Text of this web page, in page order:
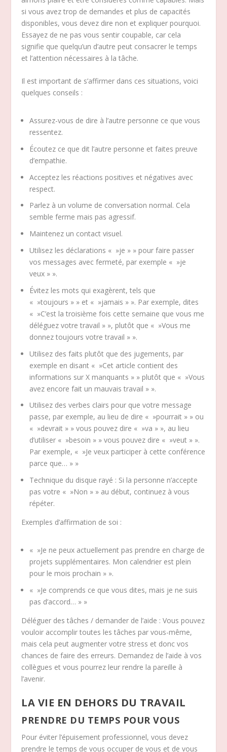
si vous avez trop de demandes et plus de capacités
disponibles, vous devez dire non et expliquer pourquoi.
Essayez de ne pas vous sentir coupable, car cela
signifie que quelqu’un d’autre peut consacrer le temps
et l’attention nécessaires à la tâche.
Il est important de s’affirmer dans ces situations, voici
quelques conseils :
Assurez-vous de dire à l’autre personne ce que vous
ressentez.
Écoutez ce que dit l’autre personne et faites preuve
d’empathie.
Acceptez les réactions positives et négatives avec
respect.
Parlez à un volume de conversation normal. Cela
semble ferme mais pas agressif.
Maintenez un contact visuel.
Utilisez les déclarations « »je » » pour faire passer
vos messages avec fermeté, par exemple « »je
veux » ».
Évitez les mots qui exagèrent, tels que
« »toujours » » et « »jamais » ». Par exemple, dites
« »C’est la troisième fois cette semaine que vous me
déléguez votre travail » », plutôt que « »Vous me
donnez toujours votre travail » ».
Utilisez des faits plutôt que des jugements, par
exemple en disant « »Cet article contient des
informations sur X manquants » » plutôt que « »Vous
avez encore fait un mauvais travail » ».
Utilisez des verbes clairs pour que votre message
passe, par exemple, au lieu de dire « »pourrait » » ou
« »devrait » » vous pouvez dire « »va » », au lieu
d’utiliser « »besoin » » vous pouvez dire « »veut » ».
Par exemple, « »Je veux participer à cette conférence
parce que… » »
Technique du disque rayé : Si la personne n’accepte
pas votre « »Non » » au début, continuez à vous
répéter.
Exemples d’affirmation de soi :
« »Je ne peux actuellement pas prendre en charge de
projets supplémentaires. Mon calendrier est plein
pour le mois prochain » ».
« »Je comprends ce que vous dites, mais je ne suis
pas d’accord… » »
Déléguer des tâches / demander de l’aide : Vous pouvez
vouloir accomplir toutes les tâches par vous-même,
mais cela peut augmenter votre stress et donc vos
chances de faire des erreurs. Demandez de l’aide à vos
collègues et vous pourrez leur rendre la pareille à
l’avenir.
LA VIE EN DEHORS DU TRAVAIL
PRENDRE DU TEMPS POUR VOUS
Pour éviter l’épuisement professionnel, vous devez
prendre le temps de vous occuper de vous et de vous